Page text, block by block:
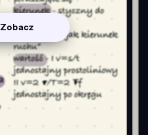
Zobacz